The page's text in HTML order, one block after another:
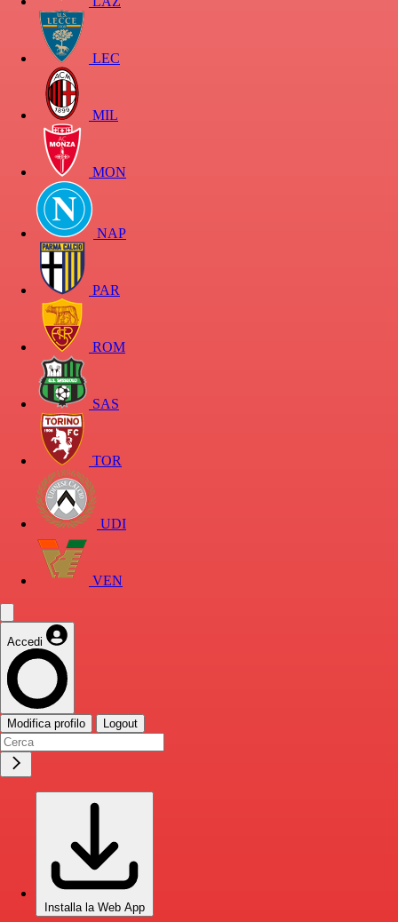
LEC
MIL
MON
NAP
PAR
ROM
SAS
TOR
UDI
VEN
Accedi
Modifica profilo Logout
Installa la Web App